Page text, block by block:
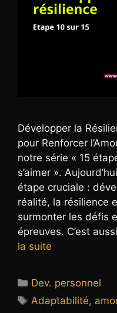
Développer la
pour Renforcer
notre série « 15
s’aimer ».
étape cruciale :
réalité, la résilience
surmonter les défis
épreuves. C’est
la suite
Catégories
Dev. personnel
Étiquettes
Adaptabilité,